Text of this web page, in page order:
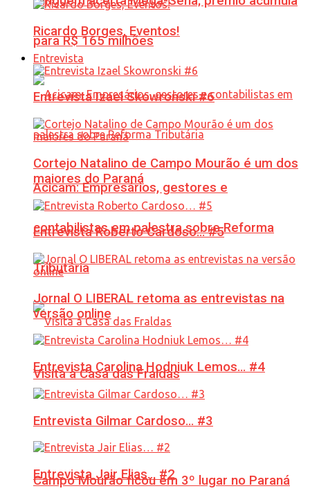
para R$ 165 milhões
Acicam: Empresários, gestores e
contabilistas em palestra sobre Reforma
Tributária
Visita à Casa das Fraldas
Campo Mourão ficou em 3º lugar no Paraná
Ricardo Borges, Eventos!
Entrevista
Entrevista Izael Skowronski #6
Cortejo Natalino de Campo Mourão é um dos
maiores do Paraná
Entrevista Roberto Cardoso… #5
Jornal O LIBERAL retoma as entrevistas na
versão online
Entrevista Carolina Hodniuk Lemos… #4
Entrevista Gilmar Cardoso… #3
Entrevista Jair Elias… #2